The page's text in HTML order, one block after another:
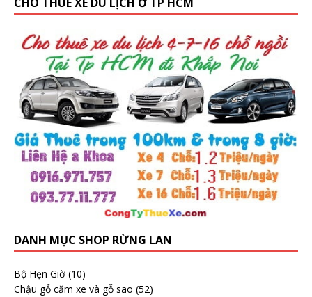
DANH MỤC SHOP RỪNG LAN
Bộ Hẹn Giờ (10)
Chậu gỗ căm xe và gỗ sao (52)